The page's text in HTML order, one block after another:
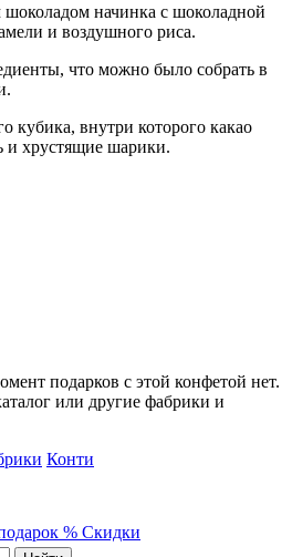
начинка с шоколадной
и воздушного риса.
что можно было собрать в
кубика, внутри которого какао
и хрустящие шарики.
подарков с этой конфетой нет.
или другие фабрики и
Конти
% Скидки